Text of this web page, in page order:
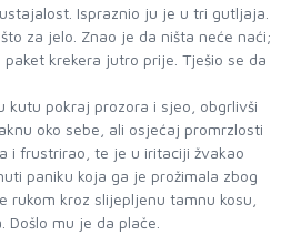
Ispraznio ju je u tri gutljaja.
za jelo. Znao je da ništa neće naći;
krekera jutro prije. Tješio se da
kutu pokraj prozora i sjeo, obgrlivši
oko sebe, ali osjećaj promrzlosti
i frustrirao, te je u iritaciji žvakao
paniku koja ga je prožimala zbog
rukom kroz slijepljenu tamnu kosu,
mu je da plače.